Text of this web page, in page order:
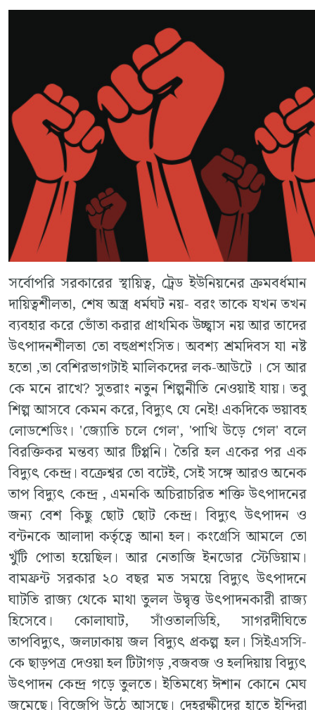
সর্বোপরি সরকারের স্থায়িত্ব, ট্রেড ইউনিয়নের ক্রমবর্ধমান
দায়িত্বশীলতা, শেষ অস্ত্র ধর্মঘট নয়- বরং তাকে যখন তখন
ব্যবহার করে ভোঁতা করার প্রাথমিক উচ্ছ্বাস নয় আর তাদের
উৎপাদনশীলতা তো বহুপ্রশংসিত। অবশ্য শ্রমদিবস যা নষ্ট
হতো ,তা বেশিরভাগটাই মালিকদের লক-আউটে । সে আর
কে মনে রাখে? সুতরাং নতুন শিল্পনীতি নেওয়াই যায়। তবু
শিল্প আসবে কেমন করে, বিদ্যুৎ যে নেই! একদিকে ভয়াবহ
লোডশেডিং। 'জ্যোতি চলে গেল', 'পাখি উড়ে গেল' বলে
বিরক্তিকর মন্তব্য আর টিপ্পনি। তৈরি হল একের পর এক
বিদ্যুৎ কেন্দ্র। বক্রেশ্বর তো বটেই, সেই সঙ্গে আরও অনেক
তাপ বিদ্যুৎ কেন্দ্র , এমনকি অচিরাচরিত শক্তি উৎপাদনের
জন্য বেশ কিছু ছোট ছোট কেন্দ্র। বিদ্যুৎ উৎপাদন ও
বন্টনকে আলাদা কর্তৃত্বে আনা হল। কংগ্রেসি আমলে তো
খুঁটি পোতা হয়েছিল। আর নেতাজি ইনডোর স্টেডিয়াম।
বামফ্রন্ট সরকার ২০ বছর মত সময়ে বিদ্যুৎ উৎপাদনে
ঘাটতি রাজ্য থেকে মাথা তুলল উদ্বৃত্ত উৎপাদনকারী রাজ্য
হিসেবে। কোলাঘাট, সাঁওতালডিহি, সাগরদীঘিতে
তাপবিদ্যুৎ, জলঢাকায় জল বিদ্যুৎ প্রকল্প হল। সিইএসসি-
কে ছাড়পত্র দেওয়া হল টিটাগড় ,বজবজ ও হলদিয়ায় বিদ্যুৎ
উৎপাদন কেন্দ্র গড়ে তুলতে। ইতিমধ্যে ঈশান কোনে মেঘ